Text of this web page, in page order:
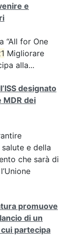
e
“All for One
Migliorare
alla...
designato
MDR dei
e della
che sarà di
promuove
di un
partecipa